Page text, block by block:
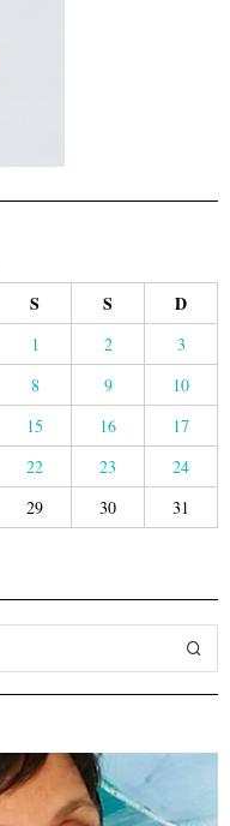
S S D
1 2
3
8 9
10
15 16
17
22 23
24
29 30 31